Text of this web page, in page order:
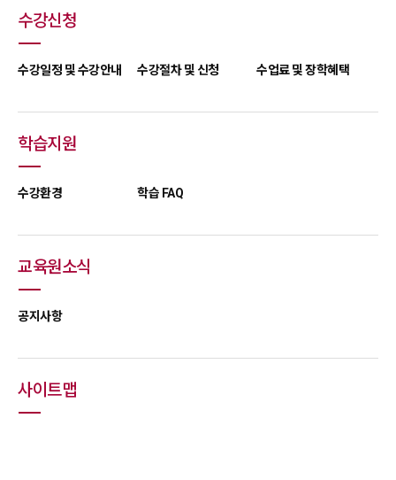
수강신청
수강일정 및 수강안내 수강절차 및 신청 수업료 및 장학혜택
학습지원
수강환경 학습 FAQ
교육원소식
공지사항
사이트맵